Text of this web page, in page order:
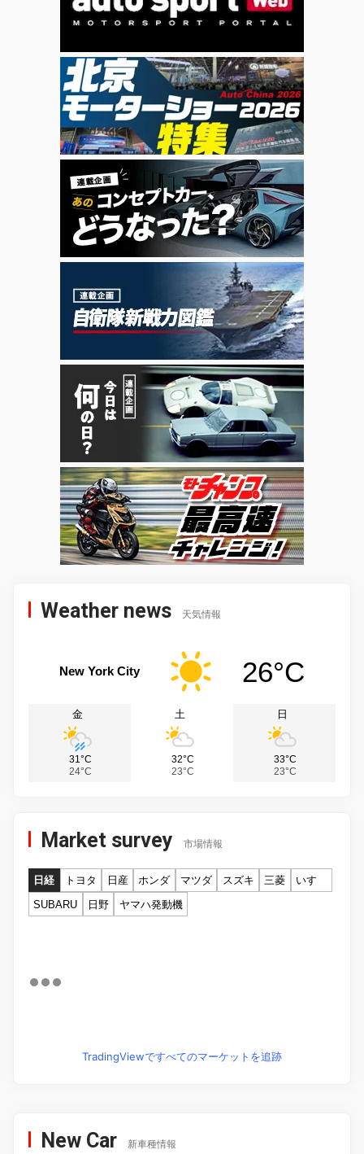
Weather news 天気情報
New York City 26°C
金
31°C
24°C
土
32°C
23°C
日
33°C
23°C
Market survey 市場情報
日経 トヨタ 日産 ホンダ マツダ スズキ 三菱
いすゞ
SUBARU
日野 ヤマハ発動機
TradingViewですべてのマーケットを追跡
New Car 新車種情報